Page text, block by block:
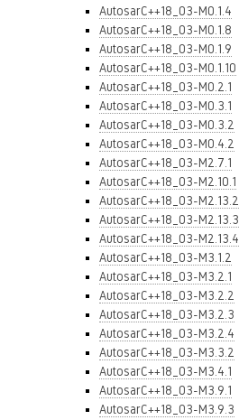
AutosarC++18_03-M0.1.4
AutosarC++18_03-M0.1.8
AutosarC++18_03-M0.1.9
AutosarC++18_03-M0.1.10
AutosarC++18_03-M0.2.1
AutosarC++18_03-M0.3.1
AutosarC++18_03-M0.3.2
AutosarC++18_03-M0.4.2
AutosarC++18_03-M2.7.1
AutosarC++18_03-M2.10.1
AutosarC++18_03-M2.13.2
AutosarC++18_03-M2.13.3
AutosarC++18_03-M2.13.4
AutosarC++18_03-M3.1.2
AutosarC++18_03-M3.2.1
AutosarC++18_03-M3.2.2
AutosarC++18_03-M3.2.3
AutosarC++18_03-M3.2.4
AutosarC++18_03-M3.3.2
AutosarC++18_03-M3.4.1
AutosarC++18_03-M3.9.1
AutosarC++18_03-M3.9.3